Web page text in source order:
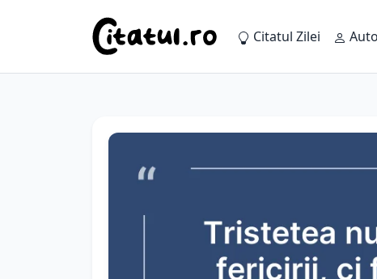
Citatul Zilei